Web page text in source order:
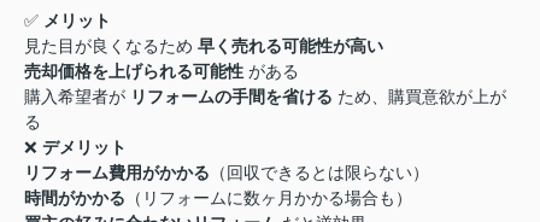
✅ メリット
見た目が良くなるため 早く売れる可能性が高い
売却価格を上げられる可能性 がある
購入希望者が リフォームの手間を省ける ため、購買意欲が上が
る
❌ デメリット
リフォーム費用がかかる （回収できるとは限らない）
時間がかかる （リフォームに数ヶ月かかる場合も）